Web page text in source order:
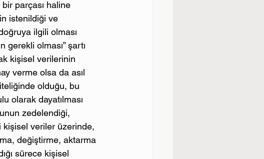
parçası haline
istenildiği ve
ilgili olması
olması” şartı
kişisel verilerinin
verme olsa da asıl
olduğu, bu
olarak dayatılması
zedelendiği,
kişisel veriler üzerinde,
değiştirme, aktarma
sürece kişisel